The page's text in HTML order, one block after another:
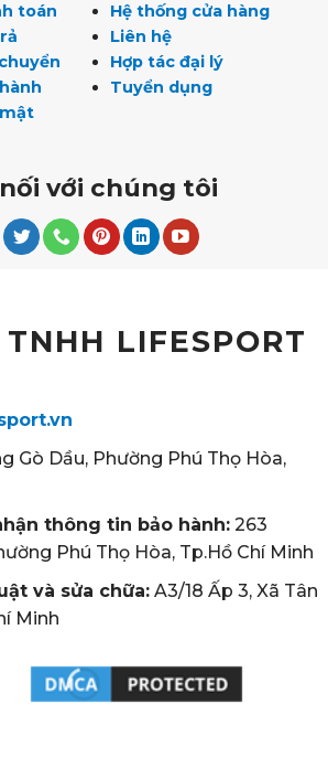
toán
Hệ thống cửa hàng
Liên hệ
Hợp tác đại lý
Tuyển dụng
với chúng tôi
LIFESPORT
Gò Dầu, Phường Phú Thọ Hòa,
thông tin bảo hành: 263
Phú Thọ Hòa, Tp.Hồ Chí Minh
và sửa chữa: A3/18 Ấp 3, Xã Tân
Minh